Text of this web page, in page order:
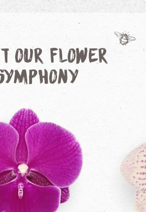
our Flower